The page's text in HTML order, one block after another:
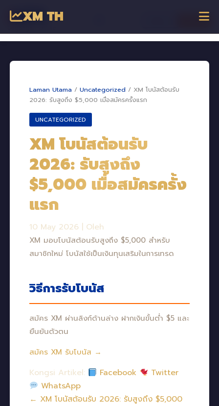
XM TH เริ่มเทรด
Laman Utama / Uncategorized / XM โบนัสต้อนรับ
2026: รับสูงถึง $5,000 เมื่อสมัครครั้งแรก
UNCATEGORIZED
XM โบนัสต้อนรับ
2026: รับสูงถึง
$5,000 เมื่อสมัครครั้ง
แรก
10 May 2026 Oleh
XM มอบโบนัสต้อนรับสูงถึง $5,000 สำหรับ
สมาชิกใหม่ โบนัสใช้เป็นเงินทุนเสริมในการเทรด
วิธีการรับโบนัส
สมัคร XM ผ่านลิงก์ด้านล่าง ฝากเงินขั้นต่ำ $5 และ
ยืนยันตัวตน
สมัคร XM รับโบนัส →
Kongsi Artikel: Facebook
Twitter
WhatsApp
← XM โบนัสต้อนรับ 2026: รับสูงถึง $5,000